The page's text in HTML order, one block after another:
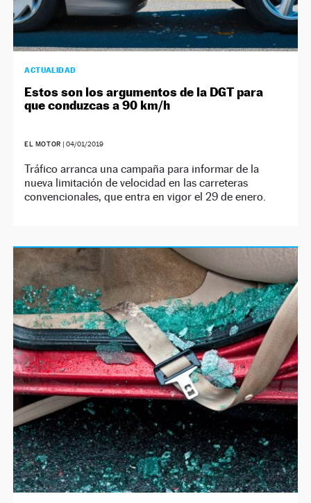
ACTUALIDAD
Estos son los argumentos de la DGT para
que conduzcas a 90 km/h
EL MOTOR | 04/01/2019
Tráfico arranca una campaña para informar de la
nueva limitación de velocidad en las carreteras
convencionales, que entra en vigor el 29 de enero.